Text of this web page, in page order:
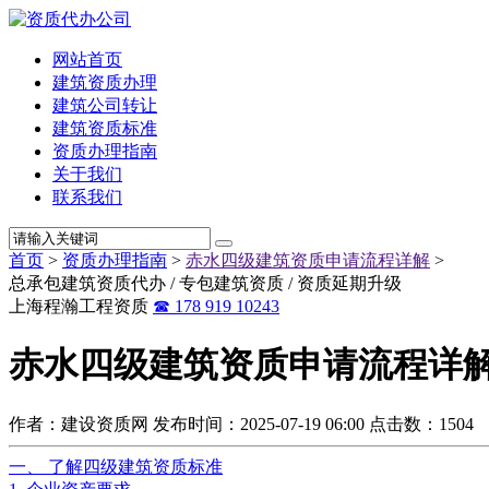
网站首页
建筑资质办理
建筑公司转让
建筑资质标准
资质办理指南
关于我们
联系我们
首页 > 资质办理指南 > 赤水四级建筑资质申请流程详解 >
总承包建筑资质代办 / 专包建筑资质 / 资质延期升级
上海程瀚工程资质 ☎ 178 919 10243
赤水四级建筑资质申请流程详
作者：建设资质网 发布时间：2025-07-19 06:00 点击数：1504
一、 了解四级建筑资质标准